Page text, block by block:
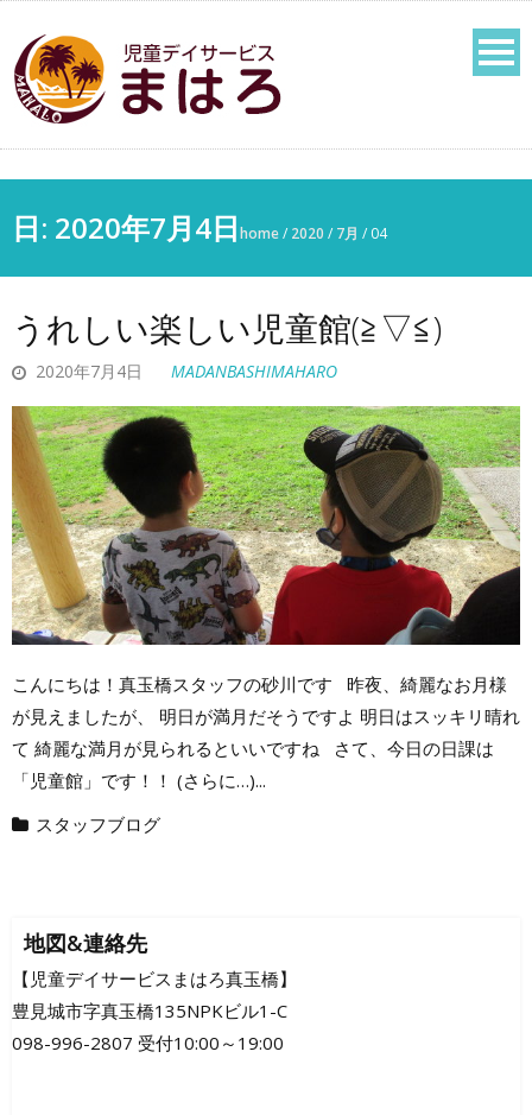
日: 2020年7月4日home/ 2020 / 7月 / 04
うれしい楽しい児童館(≧▽≦)
2020年7月4日 MADANBASHIMAHARO
こんにちは！真玉橋スタッフの砂川です 昨夜、綺麗なお月様
が見えましたが、 明日が満月だそうですよ 明日はスッキリ晴れ
て 綺麗な満月が見られるといいですね さて、今日の日課は
「児童館」です！！ (さらに…)...
スタッフブログ
地図&連絡先
【児童デイサービスまはろ真玉橋】
豊見城市字真玉橋135NPKビル1-C
098-996-2807 受付10:00～19:00